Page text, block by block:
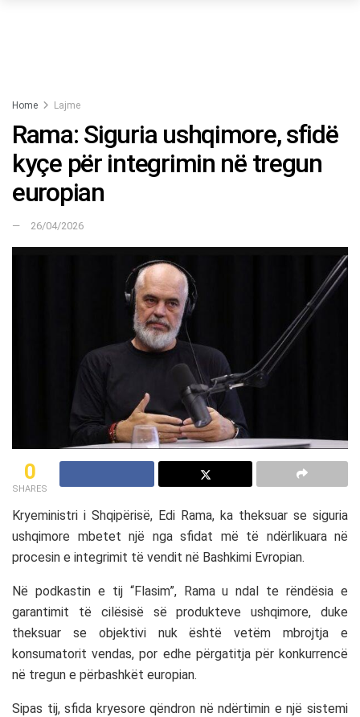
Home Lajme
Rama: Siguria ushqimore, sfidë
kyçe për integrimin në tregun
europian
26/04/2026
0
SHARES
Kryeministri i Shqipërisë, Edi Rama, ka theksuar se siguria
ushqimore mbetet një nga sfidat më të ndërlikuara në
procesin e integrimit të vendit në Bashkimi Evropian.
Në podkastin e tij “Flasim”, Rama u ndal te rëndësia e
garantimit të cilësisë së produkteve ushqimore, duke
theksuar se objektivi nuk është vetëm mbrojtja e
konsumatorit vendas, por edhe përgatitja për konkurrencë
në tregun e përbashkët europian.
Sipas tij, sfida kryesore qëndron në ndërtimin e një sistemi